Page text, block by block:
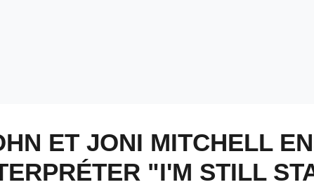
ET JONI MITCHELL
"I'M STILL